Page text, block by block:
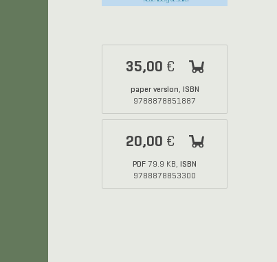
35,00 €
paper version, ISBN
9788878851887
20,00 €
PDF 79.9 KB, ISBN
9788878853300